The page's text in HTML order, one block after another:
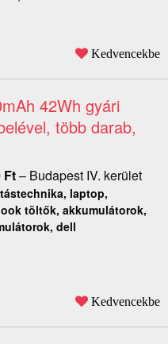
Kedvencekbe
42Wh gyári
több darab,
Ft– Budapest IV. kerület
laptop,
töltők, akkumulátorok,
dell
Kedvencekbe